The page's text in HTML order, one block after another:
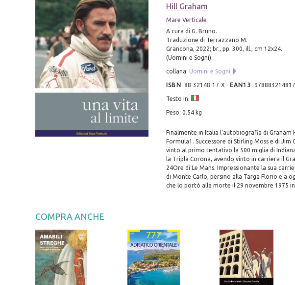
Hill Graham
Mare Verticale
A cura di G. Bruno.
Traduzione di Terrazzano M.
Grancona, 2022; br., pp. 300, ill., cm 12x24.
(Uomini e Sogni).
collana: Uomini e Sogni
ISBN : 88-32148-17-X - EAN13 :
Testo in:
Peso: 0.54 kg
Finalmente in Italia l'autobiografia di Graham
Formula1. Successore di Stirling Moss e di
vinto al primo tentativo la 500 miglia di
la Tripla Corona, avendo vinto in carriera il
24Ore di Le Mans. Impressionante la sua
di Monte Carlo, persino alla Targa Florio e a
che lo portò alla morte il 29 novembre 1975
COMPRA ANCHE